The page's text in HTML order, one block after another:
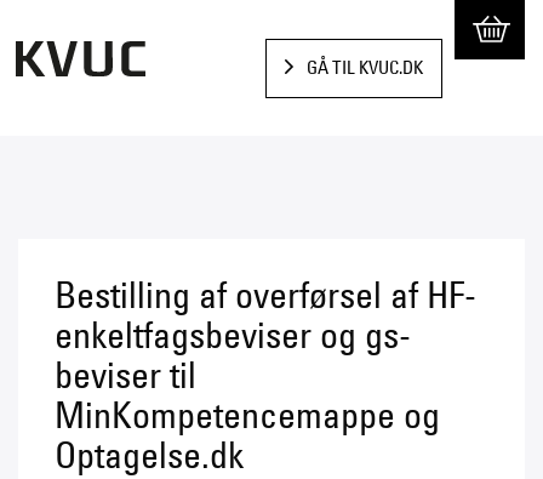
GÅ TIL KVUC.DK
Bestilling af overførsel af HF-
enkeltfagsbeviser og gs-
beviser til
MinKompetencemappe og
Optagelse.dk